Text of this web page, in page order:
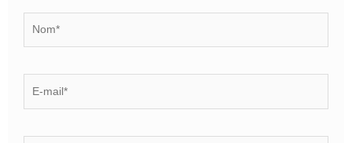
mail*